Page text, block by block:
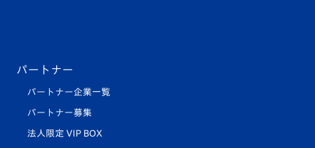
パートナー
パートナー企業一覧
パートナー募集
法人限定 VIP BOX